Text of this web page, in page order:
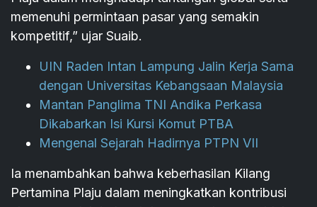
memenuhi permintaan pasar yang semakin
kompetitif,” ujar Suaib.
UIN Raden Intan Lampung Jalin Kerja Sama
dengan Universitas Kebangsaan Malaysia
Mantan Panglima TNI Andika Perkasa
Dikabarkan Isi Kursi Komut PTBA
Mengenal Sejarah Hadirnya PTPN VII
Ia menambahkan bahwa keberhasilan Kilang
Pertamina Plaju dalam meningkatkan kontribusi